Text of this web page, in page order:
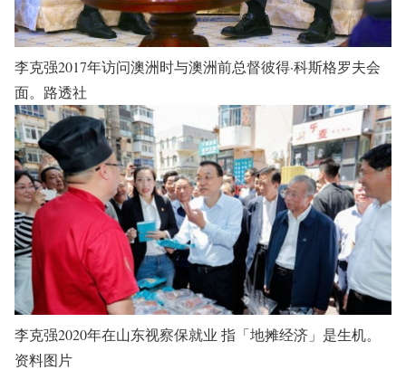
李克强2017年访问澳洲时与澳洲前总督彼得·科斯格罗夫会
面。路透社
李克强2020年在山东视察保就业 指「地摊经济」是生机。
资料图片